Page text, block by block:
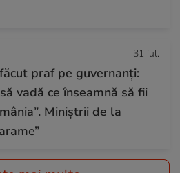
31 iul.
praf pe guvernanți:
vadă ce înseamnă să fii
Miniștrii de la